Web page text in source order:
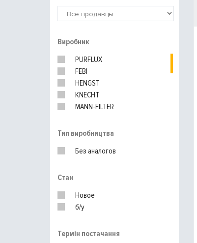
Виробник
PURFLUX
FEBI
HENGST
KNECHT
MANN-FILTER
Тип виробництва
Без аналогов
Стан
Новое
б/у
Термін постачання